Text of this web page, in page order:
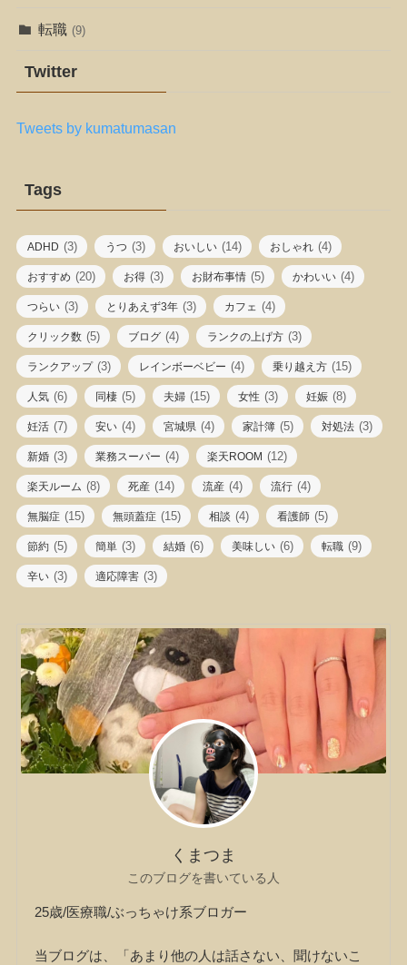
転職 (9)
Twitter
Tweets by kumatumasan
Tags
ADHD (3) うつ (3) おいしい (14) おしゃれ (4)
おすすめ (20) お得 (3) お財布事情 (5) かわいい (4)
つらい (3) とりあえず3年 (3) カフェ (4)
クリック数 (5) ブログ (4) ランクの上げ方 (3)
ランクアップ(3) レインボーベビー (4) 乗り越え方 (15)
人気 (6) 同棲 (5) 夫婦 (15) 女性 (3) 妊娠 (8)
妊活 (7) 安い (4) 宮城県 (4) 家計簿 (5) 対処法 (3)
新婚 (3) 業務スーパー (4) 楽天ROOM (12)
楽天ルーム (8) 死産 (14) 流産 (4) 流行 (4)
無脳症 (15) 無頭蓋症 (15) 相談 (4) 看護師 (5)
節約 (5) 簡単 (3) 結婚 (6) 美味しい (6) 転職 (9)
辛い (3) 適応障害 (3)
くまつま
このブログを書いている人
25歳/医療職/ぶっちゃけ系ブロガー
当ブログは、「あまり他の人は話さない、聞けないこ